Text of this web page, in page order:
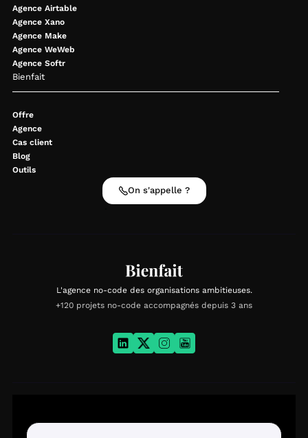
L'agence no-code des organisations ambitieuses.
+120 projets no-code accompagnés depuis 3 ans
Agence Airtable
Agence Xano
Agence Make
Agence WeWeb
Agence Softr
Bienfait
Offre
Agence
Cas client
Blog
Outils
On s'appelle ?